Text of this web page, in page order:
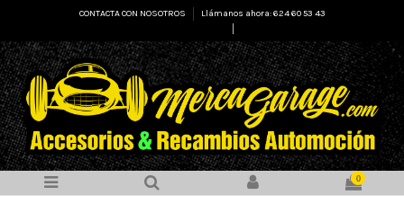
CONTACTA CON NOSOTROS
Llámanos ahora: 624 60 53 43
0